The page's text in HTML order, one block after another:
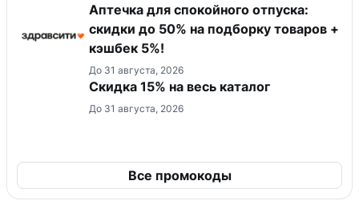
Аптечка для спокойного отпуска:
скидки до 50% на подборку товаров +
кэшбек 5%!
До 31 августа, 2026
Скидка 15% на весь каталог
До 31 августа, 2026
Все промокоды